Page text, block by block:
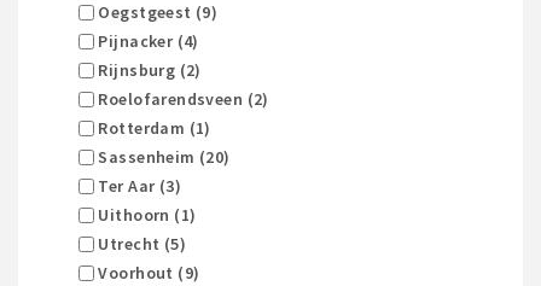
Oegstgeest (9)
Pijnacker (4)
Rijnsburg (2)
Roelofarendsveen (2)
Rotterdam (1)
Sassenheim (20)
Ter Aar (3)
Uithoorn (1)
Utrecht (5)
Voorhout (9)